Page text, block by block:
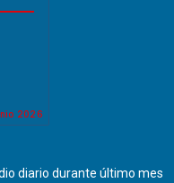
diario durante último mes